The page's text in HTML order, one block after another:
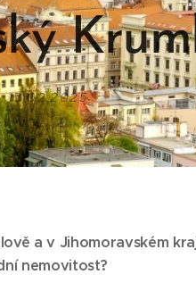
15.02.2025
a v Jihomoravském
nemovitost?